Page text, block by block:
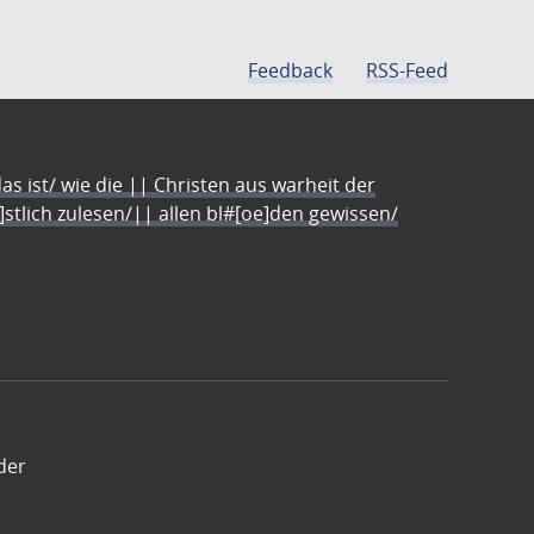
Feedback RSS-Feed
ist/ wie die || Christen aus warheit der
zulesen/|| allen bl#[oe]den gewissen/